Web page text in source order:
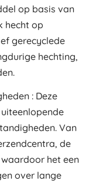
op basis van
hecht op
gerecyclede
hechting,
: Deze
Van
de
het een
over lange